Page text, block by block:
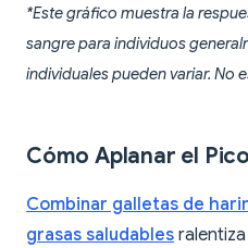
*Este gráfico muestra la
sangre para individuos
individuales pueden variar. No
Cómo Aplanar el Pico
Combinar galletas de
grasas saludables